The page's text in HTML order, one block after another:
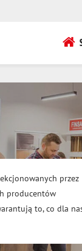
przez
producentów
to, co dla